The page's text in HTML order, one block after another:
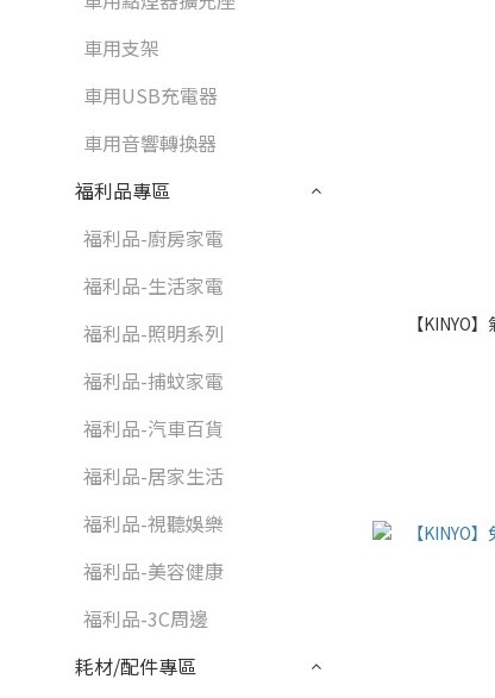
車用支架
車用USB充電器
車用音響轉換器
福利品專區
福利品-廚房家電
福利品-生活家電
福利品-照明系列
福利品-捕蚊家電
福利品-汽車百貨
福利品-居家生活
福利品-視聽娛樂
福利品-美容健康
福利品-3C周邊
耗材/配件專區
【KINYO